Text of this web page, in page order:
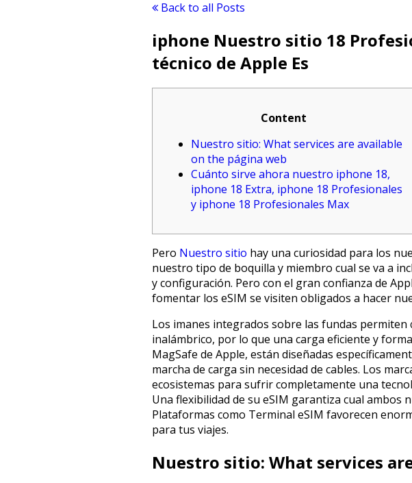
Back to all Posts
iphone Nuestro sitio 18
técnico de Apple Es
Content
Nuestro sitio: What services are available
on the página web
Cuánto sirve ahora nuestro iphone 18,
iphone 18 Extra, iphone 18 Profesionales
y iphone 18 Profesionales Max
Pero Nuestro sitio hay una curiosidad para los
nuestro tipo de boquilla y miembro cual se va a
y configuración. Pero con el gran confianza de
fomentar los eSIM se visiten obligados a hacer
Los imanes integrados sobre las fundas
inalámbrico, por lo que una carga eficiente y
MagSafe de Apple, están diseñadas
marcha de carga sin necesidad de cables. Los
ecosistemas para sufrir completamente una
Una flexibilidad de su eSIM garantiza cual
Plataformas como Terminal eSIM favorecen
para tus viajes.
Nuestro sitio: What services